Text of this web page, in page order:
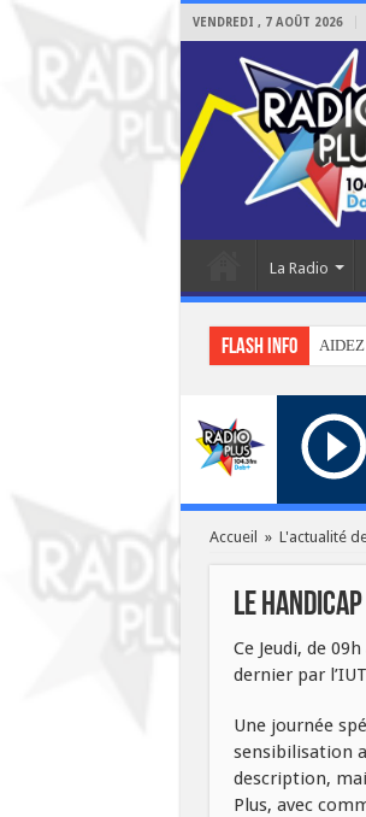
VENDREDI , 7 AOÛT 2026
La Radio
Flash info
Accueil » L'actualité
LE
Ce Jeudi, de
dernier par
Une journée
sensibilisation
description,
Plus, avec